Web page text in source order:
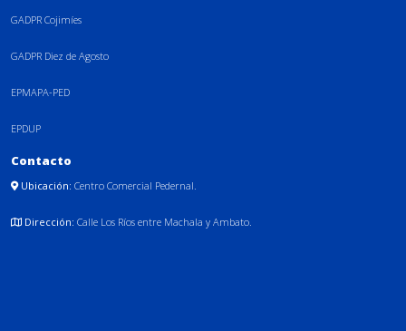
GADPR Cojimíes
GADPR Diez de Agosto
EPMAPA-PED
EPDUP
Contacto
Ubicación: Centro Comercial Pedernal.
Dirección: Calle Los Ríos entre Machala y Ambato.